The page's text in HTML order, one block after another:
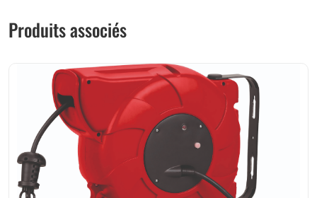
Produits associés